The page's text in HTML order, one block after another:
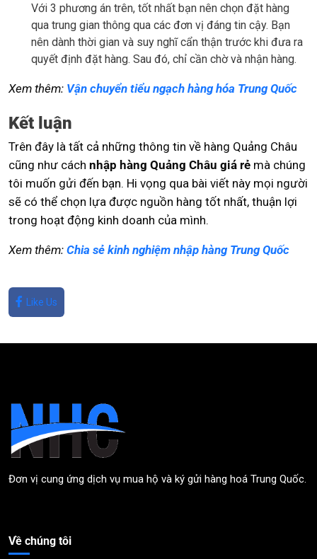
Với 3 phương án trên, tốt nhất bạn nên chọn đặt hàng
qua trung gian thông qua các đơn vị đáng tin cậy. Bạn
nên dành thời gian và suy nghĩ cẩn thận trước khi đưa ra
quyết định đặt hàng. Sau đó, chỉ cần chờ và nhận hàng.
Xem thêm: Vận chuyển tiểu ngạch hàng hóa Trung Quốc
Kết luận
Trên đây là tất cả những thông tin về hàng Quảng Châu
cũng như cách nhập hàng Quảng Châu giá rẻ mà chúng
tôi muốn gửi đến bạn. Hi vọng qua bài viết này mọi người
sẽ có thể chọn lựa được nguồn hàng tốt nhất, thuận lợi
trong hoạt động kinh doanh của mình.
Xem thêm: Chia sẻ kinh nghiệm nhập hàng Trung Quốc
Like Us
Đơn vị cung ứng dịch vụ mua hộ và ký gửi hàng hoá Trung Quốc.
Về chúng tôi